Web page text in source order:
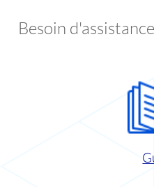
Besoin